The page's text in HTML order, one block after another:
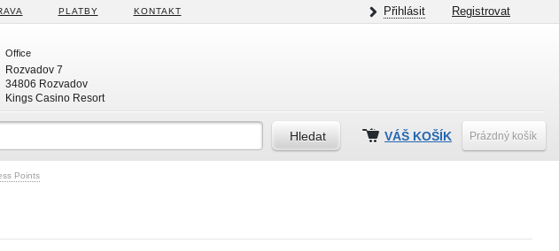
PLATBY KONTAKT Přihlásit Registrovat
Office
Rozvadov 7
34806 Rozvadov
Kings Casino Resort
VÁŠ KOŠÍK Prázdný košík
Points